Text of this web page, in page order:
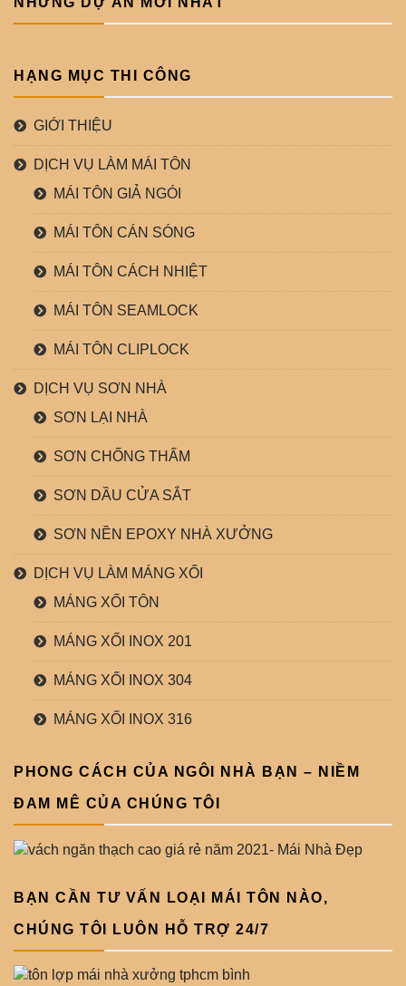
HẠNG MỤC THI CÔNG
GIỚI THIỆU
DỊCH VỤ LÀM MÁI TÔN
MÁI TÔN GIẢ NGÓI
MÁI TÔN CÁN SÓNG
MÁI TÔN CÁCH NHIỆT
MÁI TÔN SEAMLOCK
MÁI TÔN CLIPLOCK
DỊCH VỤ SƠN NHÀ
SƠN LẠI NHÀ
SƠN CHỐNG THẤM
SƠN DẦU CỬA SẮT
SƠN NỀN EPOXY NHÀ XƯỞNG
DỊCH VỤ LÀM MÁNG XỐI
MÁNG XỐI TÔN
MÁNG XỐI INOX 201
MÁNG XỐI INOX 304
MÁNG XỐI INOX 316
PHONG CÁCH CỦA NGÔI NHÀ BẠN – NIỀM
ĐAM MÊ CỦA CHÚNG TÔI
BẠN CẦN TƯ VẤN LOẠI MÁI TÔN NÀO,
CHÚNG TÔI LUÔN HỖ TRỢ 24/7